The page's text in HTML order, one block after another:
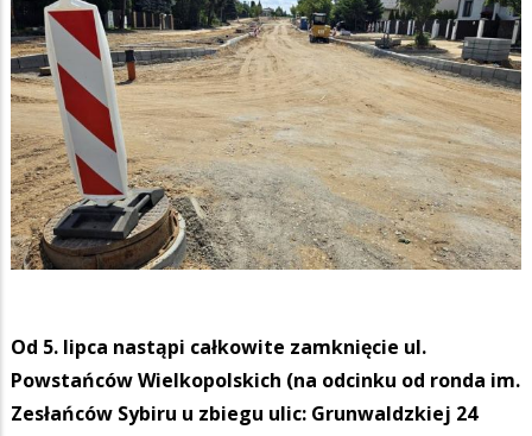
Od 5. lipca nastąpi całkowite zamknięcie ul.
Powstańców Wielkopolskich (na odcinku od ronda im.
Zesłańców Sybiru u zbiegu ulic: Grunwaldzkiej 24